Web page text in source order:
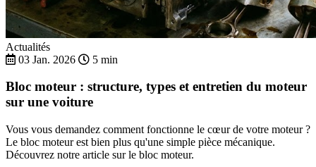
Actualités
03 Jan. 2026
5 min
Bloc moteur : structure, types et entretien du moteur
sur une voiture
Vous vous demandez comment fonctionne le cœur de votre moteur ?
Le bloc moteur est bien plus qu'une simple pièce mécanique.
Découvrez notre article sur le bloc moteur.